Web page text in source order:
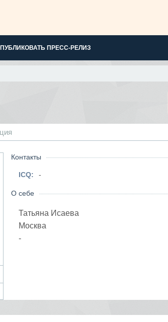
ПРЕСС-РЕЛИЗ
Контакты
ICQ: -
О себе
Татьяна Исаева
Москва
-